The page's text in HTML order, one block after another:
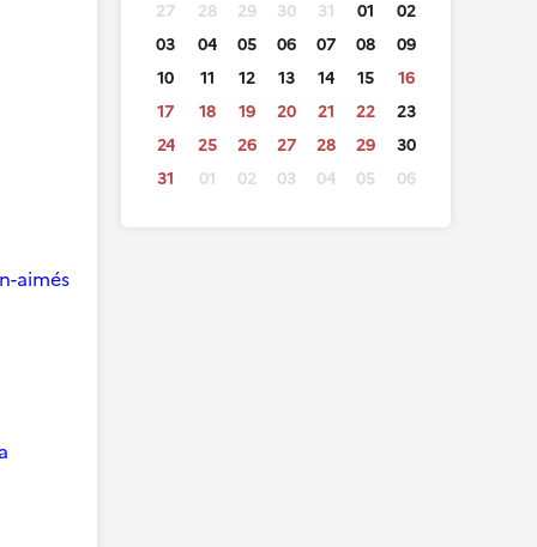
27 28 29 30 31 01
02
03
04 05 06 07 08
09
10
11 12 13 14 15
16
17
18 19 20 21 22
23
24
25 26 27 28 29
30
31
01 02 03 04 05 06
aimés